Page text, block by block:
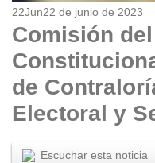
22Jun22 de junio de 2023
Comisión
de
Electoral y
Escuchar esta noticia